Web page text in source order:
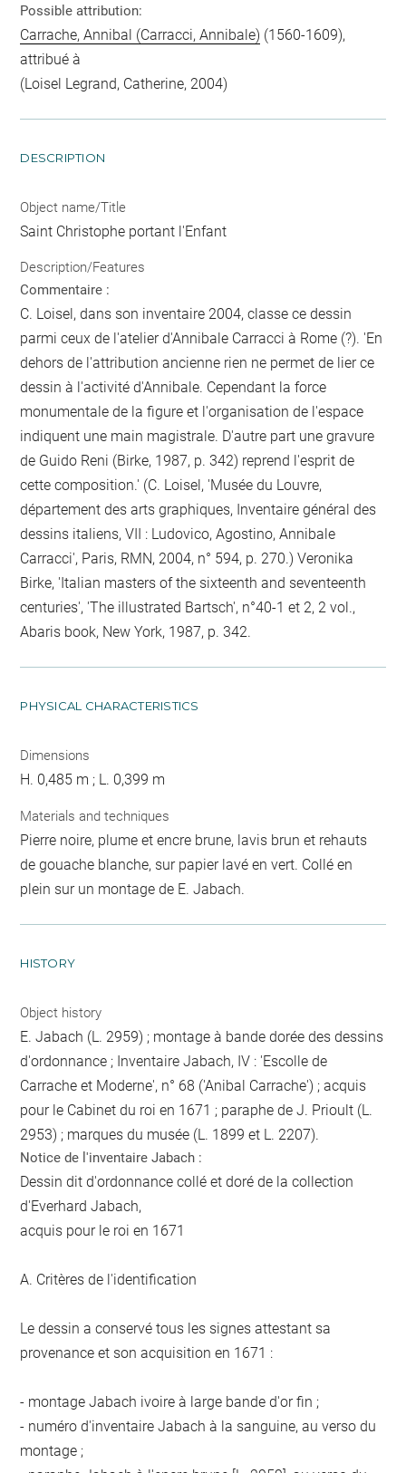
Possible attribution:
Carrache, Annibal (Carracci, Annibale) (1560-1609),
attribué à
(Loisel Legrand, Catherine, 2004)
DESCRIPTION
Object name/Title
Saint Christophe portant l'Enfant
Description/Features
Commentaire :
C. Loisel, dans son inventaire 2004, classe ce dessin
parmi ceux de l'atelier d'Annibale Carracci à Rome (?). 'En
dehors de l'attribution ancienne rien ne permet de lier ce
dessin à l'activité d'Annibale. Cependant la force
monumentale de la figure et l'organisation de l'espace
indiquent une main magistrale. D'autre part une gravure
de Guido Reni (Birke, 1987, p. 342) reprend l'esprit de
cette composition.' (C. Loisel, 'Musée du Louvre,
département des arts graphiques, Inventaire général des
dessins italiens, VII : Ludovico, Agostino, Annibale
Carracci', Paris, RMN, 2004, n° 594, p. 270.) Veronika
Birke, 'Italian masters of the sixteenth and seventeenth
centuries', 'The illustrated Bartsch', n°40-1 et 2, 2 vol.,
Abaris book, New York, 1987, p. 342.
PHYSICAL CHARACTERISTICS
Dimensions
H. 0,485 m ; L. 0,399 m
Materials and techniques
Pierre noire, plume et encre brune, lavis brun et rehauts
de gouache blanche, sur papier lavé en vert. Collé en
plein sur un montage de E. Jabach.
HISTORY
Object history
E. Jabach (L. 2959) ; montage à bande dorée des dessins
d'ordonnance ; Inventaire Jabach, IV : 'Escolle de
Carrache et Moderne', n° 68 ('Anibal Carrache') ; acquis
pour le Cabinet du roi en 1671 ; paraphe de J. Prioult (L.
2953) ; marques du musée (L. 1899 et L. 2207).
Notice de l'inventaire Jabach :
Dessin dit d'ordonnance collé et doré de la collection
d'Everhard Jabach,
acquis pour le roi en 1671
A. Critères de l'identification
Le dessin a conservé tous les signes attestant sa
provenance et son acquisition en 1671 :
- montage Jabach ivoire à large bande d'or fin ;
- numéro d'inventaire Jabach à la sanguine, au verso du
montage ;